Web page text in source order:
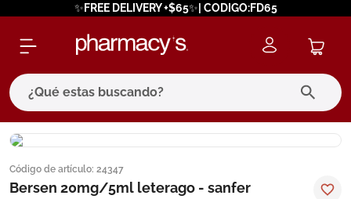
✨FREE DELIVERY +$65✨| CODIGO:FD65
¿Qué estas buscando?
Código de artículo: 24347
Bersen 20mg/5ml leterago - sanfer
términos más buscados
1. eucerin